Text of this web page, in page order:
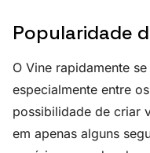
Popularidade
O Vine rapidamente
especialmente entre
possibilidade de criar
em apenas alguns